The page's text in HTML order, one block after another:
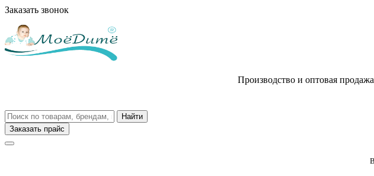
Заказать звонок
Производство и оптовая
Заказать прайс